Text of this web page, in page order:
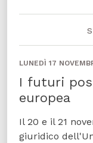
LUNEDÌ 17
I futuri
europea
Il 20 e il 21
giuridico